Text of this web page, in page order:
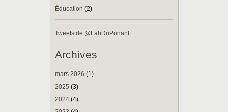
Éducation (2)
Tweets de @FabDuPonant
Archives
mars 2026 (1)
2025 (3)
2024 (4)